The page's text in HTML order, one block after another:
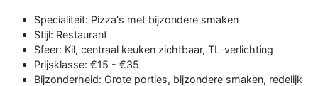
Specialiteit: Pizza's met bijzondere smaken
Stijl: Restaurant
Sfeer: Kil, centraal keuken zichtbaar, TL-verlichting
Prijsklasse: €15 - €35
Bijzonderheid: Grote porties, bijzondere smaken, redelijk